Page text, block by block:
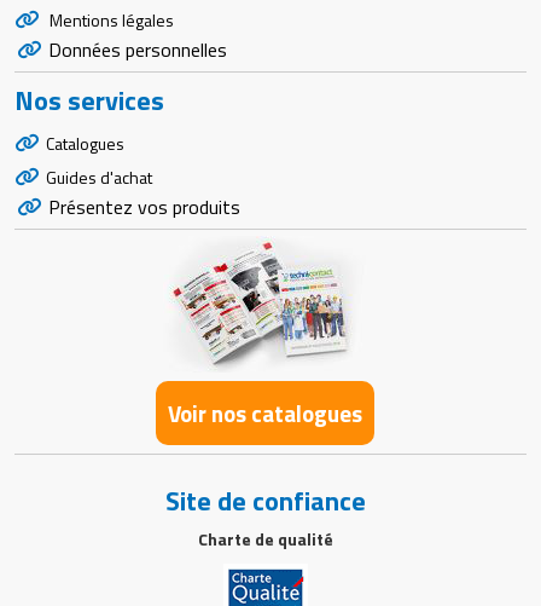
Mentions légales
Données personnelles
Nos services
Catalogues
Guides d'achat
Présentez vos produits
Voir nos catalogues
Site de confiance
Charte de qualité